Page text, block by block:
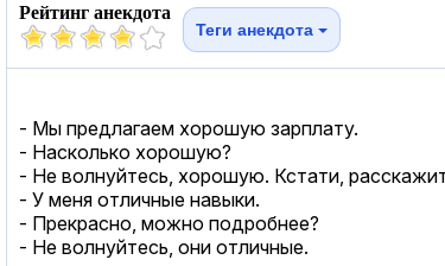
Рейтинг анекдота
Теги анекдота
- Мы предлагаем хорошую зарплату.
- Насколько хорошую?
- Не волнуйтесь, хорошую. Кстати,
- У меня отличные навыки.
- Прекрасно, можно подробнее?
- Не волнуйтесь, они отличные.